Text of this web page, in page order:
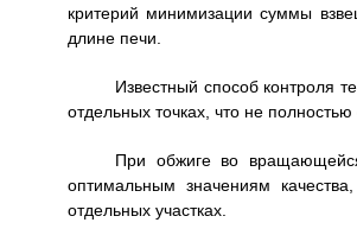
критерий минимизации суммы
длине печи.
Известный способ контроля
отдельных точках, что не
При обжиге во
оптимальным значениям
отдельных участках.